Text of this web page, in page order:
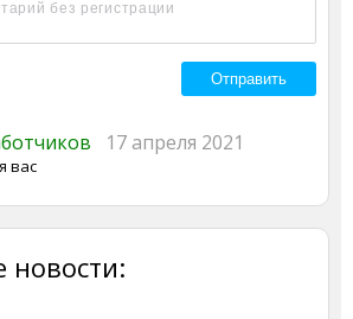
17 апреля 2021
вас
новости: